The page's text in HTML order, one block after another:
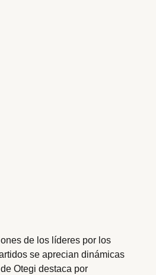
de los líderes por los
se aprecian dinámicas
Otegi destaca por